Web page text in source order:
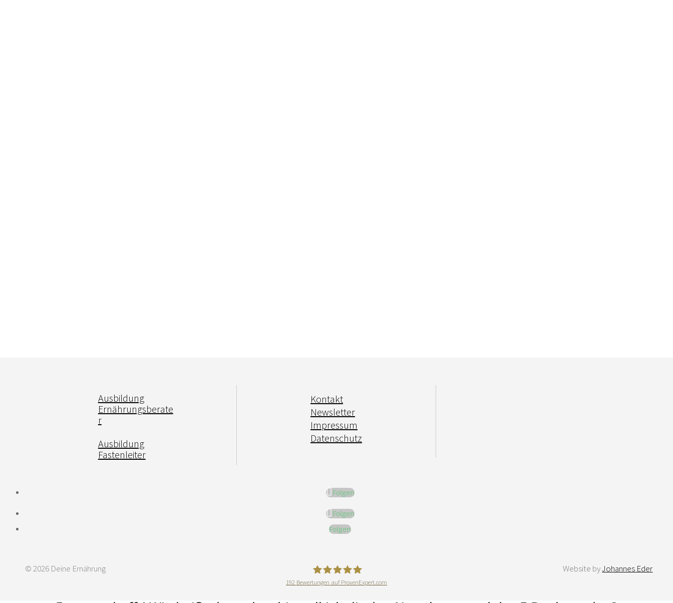
Ausbildung
Ernährungsberate
r
Ausbildung
Fastenleiter
Kontakt
Newsletter
Impressum
Datenschutz
Folgen
Folgen
Folgen
© 2026 Deine Ernährung
DeineErnährungAkademie
192 Bewertungen auf ProvenExpert.com
Website byJohannes Eder